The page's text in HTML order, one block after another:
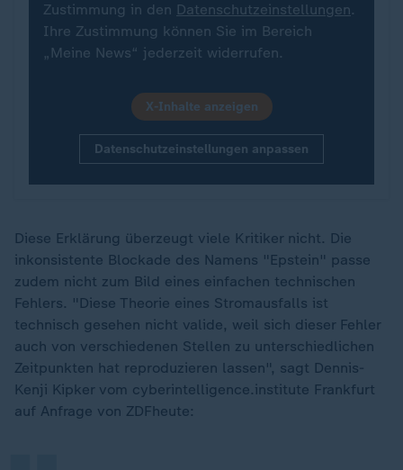
Zustimmung in den Datenschutzeinstellungen.
Ihre Zustimmung können Sie im Bereich
„Meine News“ jederzeit widerrufen.
X-Inhalte anzeigen
Datenschutzeinstellungen anpassen
Diese Erklärung überzeugt viele Kritiker nicht. Die
inkonsistente Blockade des Namens "Epstein" passe
zudem nicht zum Bild eines einfachen technischen
Fehlers. "Diese Theorie eines Stromausfalls ist
technisch gesehen nicht valide, weil sich dieser Fehler
auch von verschiedenen Stellen zu unterschiedlichen
Zeitpunkten hat reproduzieren lassen", sagt Dennis-
Kenji Kipker vom cyberintelligence.institute Frankfurt
auf Anfrage von ZDFheute:
„